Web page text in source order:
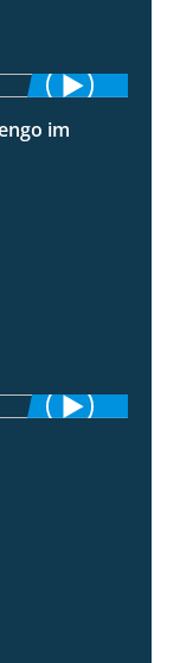
1:27
im